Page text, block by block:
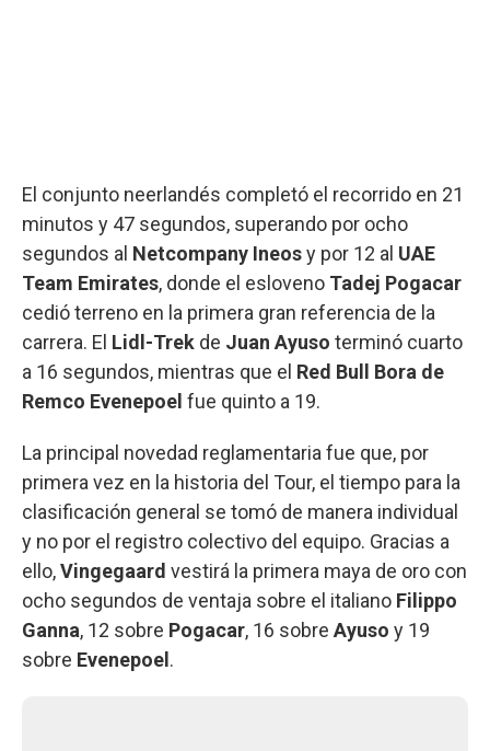
El conjunto neerlandés completó el recorrido en 21
minutos y 47 segundos, superando por ocho
segundos al Netcompany Ineosy por 12 al UAE
Team Emirates, donde el esloveno Tadej Pogacar
cedió terreno en la primera gran referencia de la
carrera. El Lidl-Trek de Juan Ayuso terminó cuarto
a 16 segundos, mientras que el Red Bull Bora de
Remco Evenepoel fue quinto a 19.
La principal novedad reglamentaria fue que, por
primera vez en la historia del Tour, el tiempo para la
clasificación general se tomó de manera individual
y no por el registro colectivo del equipo. Gracias a
ello,Vingegaard vestirá la primera maya de oro con
ocho segundos de ventaja sobre el italiano Filippo
Ganna, 12 sobre Pogacar, 16 sobre Ayuso y 19
sobre Evenepoel .